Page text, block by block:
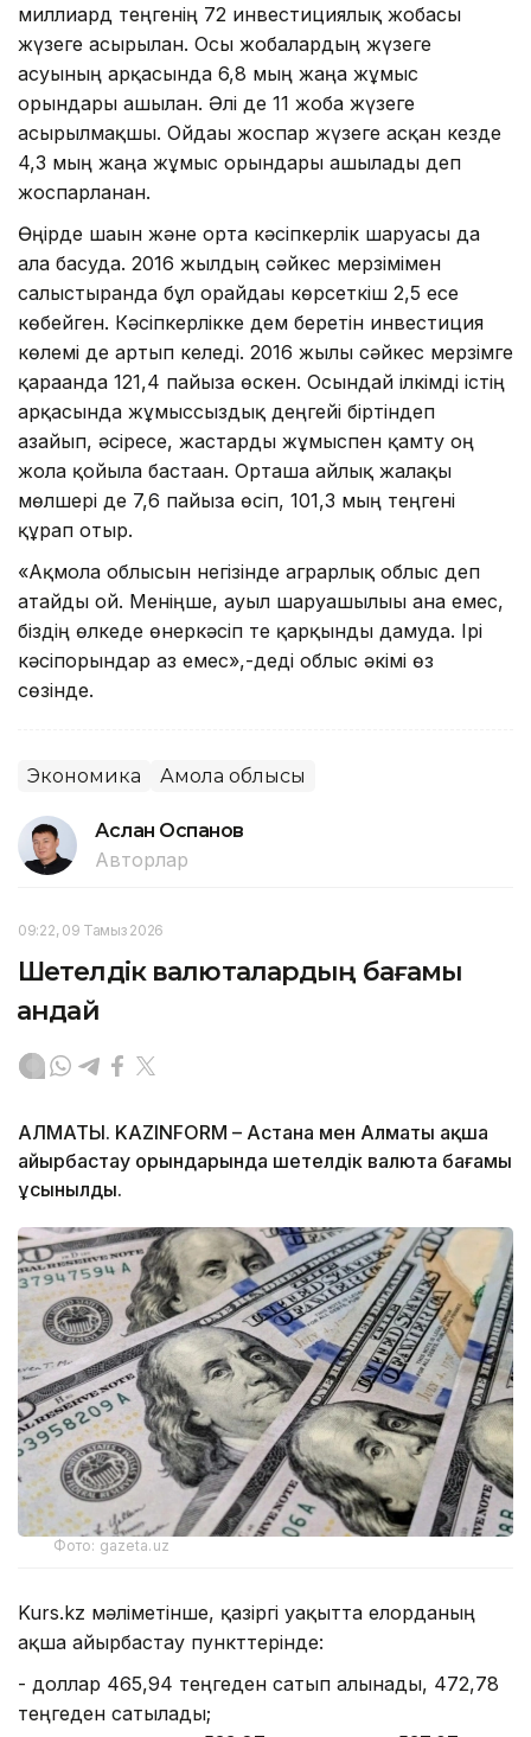
миллиард теңгенің 72 инвестициялық жобасы
жүзеге асырылған. Осы жобалардың жүзеге
асуының арқасында 6,8 мың жаңа жұмыс
орындары ашылған. Әлі де 11 жоба жүзеге
асырылмақшы. Ойдағы жоспар жүзеге асқан кезде
4,3 мың жаңа жұмыс орындары ашылады деп
жоспарланған.
Өңірде шағын және орта кәсіпкерлік шаруасы да
алға басуда. 2016 жылдың сәйкес мерзімімен
салыстырғанда бұл орайдағы көрсеткіш 2,5 есе
көбейген. Кәсіпкерлікке дем беретін инвестиция
көлемі де артып келеді. 2016 жылғы сәйкес мерзімге
қарағанда 121,4 пайызға өскен. Осындай ілкімді істің
арқасында жұмыссыздық деңгейі біртіндеп
азайып, әсіресе, жастарды жұмыспен қамту оң
жолға қойыла бастаған. Орташа айлық жалақы
мөлшері де 7,6 пайызға өсіп, 101,3 мың теңгені
құрап отыр.
«Ақмола облысын негізінде аграрлық облыс деп
атайды ғой. Меніңше, ауыл шаруашылығы ғана емес,
біздің өлкеде өнеркәсіп те қарқынды дамуда. Ірі
кәсіпорындар аз емес»,-деді облыс әкімі өз
сөзінде.
Экономика Ақмола облысы
Аслан Оспанов
Авторлар
09:22, 09 Тамыз 2026
Шетелдік валюталардың бағамы
қандай
АЛМАТЫ. KAZINFORM – Астана мен Алматы ақша
айырбастау орындарында шетелдік валюта бағамы
ұсынылды.
Фото: gazeta.uz
Kurs.kz мәліметінше, қазіргі уақытта елорданың
ақша айырбастау пункттерінде:
- доллар 465,94 теңгеден сатып алынады, 472,78
теңгеден сатылады;